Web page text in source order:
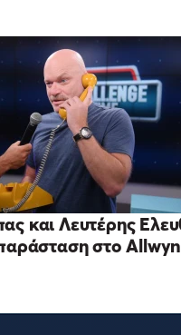
και Λευτέρης
στο